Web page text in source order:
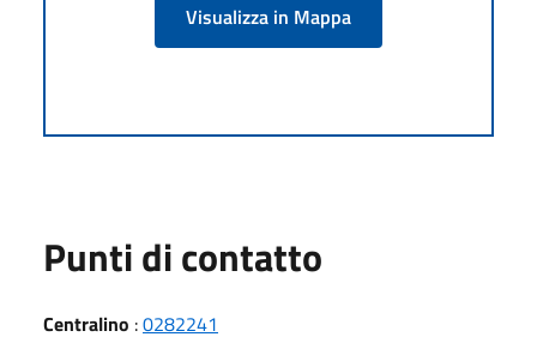
Visualizza in Mappa
Punti di contatto
Centralino :0282241